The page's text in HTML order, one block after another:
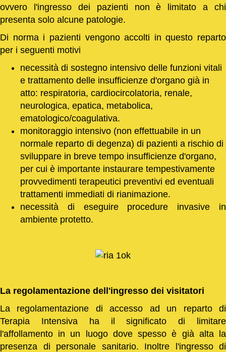
ovvero l'ingresso dei pazienti non è limitato a chi
presenta solo alcune patologie.
Di norma i pazienti vengono accolti in questo reparto
per i seguenti motivi
necessità di sostegno intensivo delle funzioni vitali
e trattamento delle insufficienze d'organo già in
atto: respiratoria, cardiocircolatoria, renale,
neurologica, epatica, metabolica,
ematologico/coagulativa.
monitoraggio intensivo (non effettuabile in un
normale reparto di degenza) di pazienti a rischio di
sviluppare in breve tempo insufficienze d'organo,
per cui è importante instaurare tempestivamente
provvedimenti terapeutici preventivi ed eventuali
trattamenti immediati di rianimazione.
necessità di eseguire procedure invasive in
ambiente protetto.
La regolamentazione dell'ingresso dei visitatori
La regolamentazione di accesso ad un reparto di
Terapia Intensiva ha il significato di limitare
l'affollamento in un luogo dove spesso è già alta la
presenza di personale sanitario. Inoltre l'ingresso di